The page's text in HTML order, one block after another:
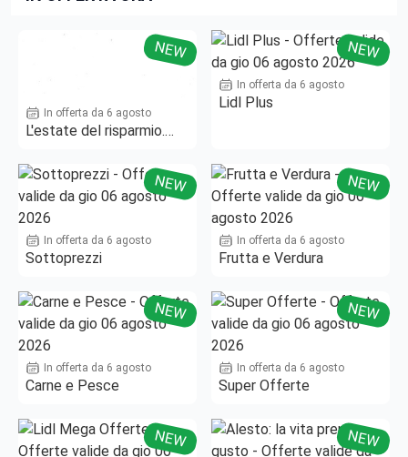
NEW
In offerta da 6 agosto
L'estate del risparmio.
NEW
In offerta da 6 agosto
Lidl Plus
NEW
In offerta da 6 agosto
Sottoprezzi
NEW
In offerta da 6 agosto
Frutta e Verdura
NEW
In offerta da 6 agosto
Carne e Pesce
NEW
In offerta da 6 agosto
Super Offerte
NEW NEW